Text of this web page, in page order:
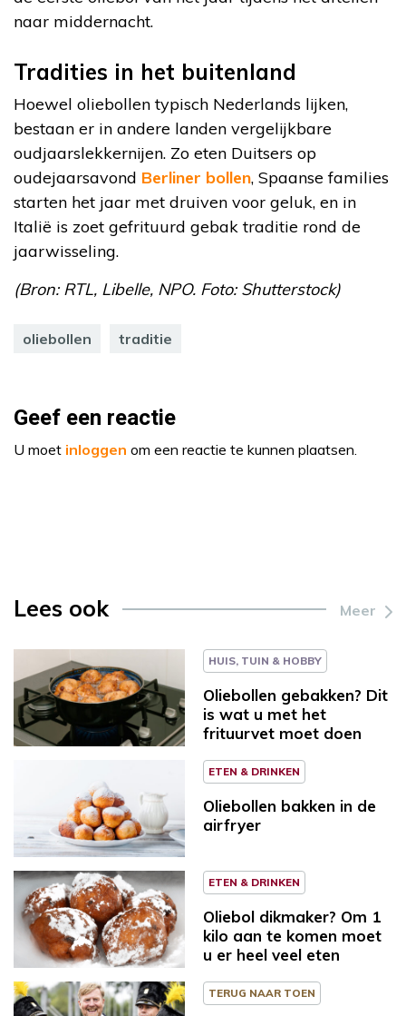
naar middernacht.
Tradities in het buitenland
Hoewel oliebollen typisch Nederlands lijken,
bestaan er in andere landen vergelijkbare
oudjaarslekkernijen. Zo eten Duitsers op
oudejaarsavond Berliner bollen, Spaanse families
starten het jaar met druiven voor geluk, en in
Italië is zoet gefrituurd gebak traditie rond de
jaarwisseling.
(Bron: RTL, Libelle, NPO. Foto: Shutterstock)
oliebollen traditie
Geef een reactie
U moet inloggen om een reactie te kunnen plaatsen.
Lees ook Meer
HUIS, TUIN & HOBBY
Oliebollen gebakken? Dit
is wat u met het
frituurvet moet doen
ETEN & DRINKEN
Oliebollen bakken in de
airfryer
ETEN & DRINKEN
Oliebol dikmaker? Om 1
kilo aan te komen moet
u er heel veel eten
TERUG NAAR TOEN